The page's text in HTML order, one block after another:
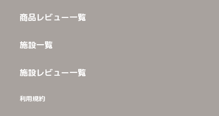
商品レビュー一覧
施設一覧
施設レビュー一覧
利用規約